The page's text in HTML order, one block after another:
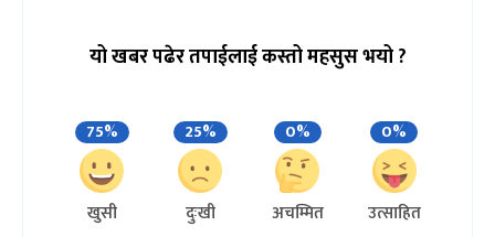
यो खबर पढेर तपाईलाई कस्तो महसुस भयो ?
75%
खुसी
25%
दुःखी
0%
अचम्मित
0%
उत्साहित